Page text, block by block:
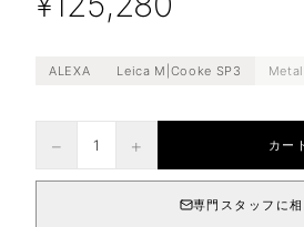
ALEXA Leica M|Cooke SP3 Metal
− 1 + カー
専門スタッフに